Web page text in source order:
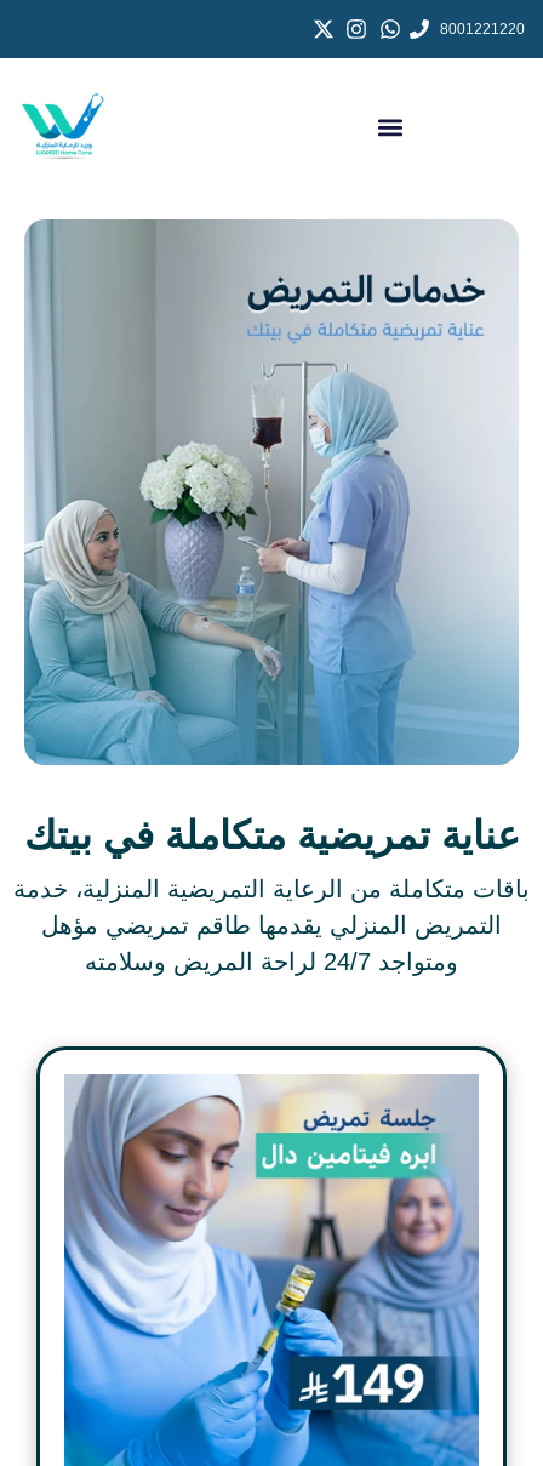
8001221220
عناية تمريضية متكاملة في بيتك
باقات متكاملة من الرعاية التمريضية المنزلية، خدمة
التمريض المنزلي يقدمها طاقم تمريضي مؤهل
ومتواجد 24/7 لراحة المريض وسلامته